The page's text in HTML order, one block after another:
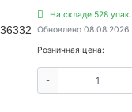
На складе 528 упак.
Обновлено 08.08.2026
Розничная цена:
-